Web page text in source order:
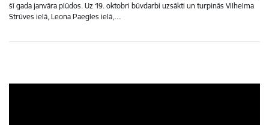
šī gada janvāra plūdos. Uz 19. oktobri būvdarbi uzsākti un turpinās Vilhelma
Strūves ielā, Leona Paegles ielā,…